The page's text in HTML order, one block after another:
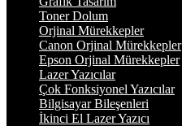
Toner Dolum
Orjinal Mürekkepler
Canon Orjinal Mürekkepler
Epson Orjinal Mürekkepler
Lazer Yazıcılar
Çok Fonksiyonel Yazıcılar
Bilgisayar Bileşenleri
İkinci El Lazer Yazıcı